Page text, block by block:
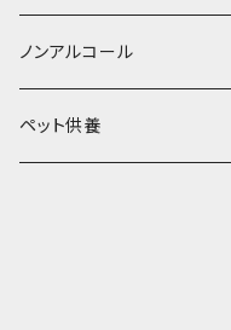
ドライアイス25ｋｇ
土鍋・土釜
一般土鍋
皿・椀・丼・小物
ノンアルコール
ペット供養